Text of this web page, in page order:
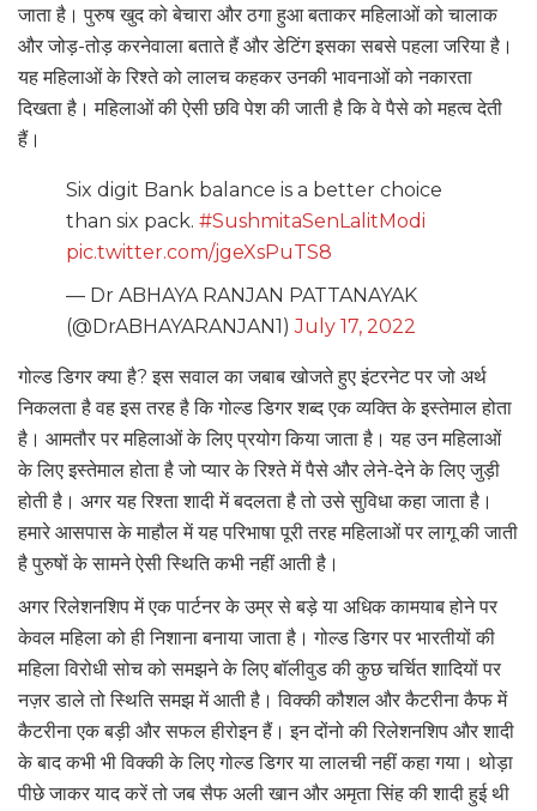
जाता है। पुरुष खुद को बेचारा और ठगा हुआ बताकर महिलाओं को चालाक
और जोड़-तोड़ करनेवाला बताते हैं और डेटिंग इसका सबसे पहला जरिया है।
यह महिलाओं के रिश्ते को लालच कहकर उनकी भावनाओं को नकारता
दिखता है। महिलाओं की ऐसी छवि पेश की जाती है कि वे पैसे को महत्व देती
हैं।
Six digit Bank balance is a better choice
than six pack. #SushmitaSenLalitModi
pic.twitter.com/jgeXsPuTS8
— Dr ABHAYA RANJAN PATTANAYAK
(@DrABHAYARANJAN1)July 17, 2022
गोल्ड डिगर क्या है? इस सवाल का जबाब खोजते हुए इंटरनेट पर जो अर्थ
निकलता है वह इस तरह है कि गोल्ड डिगर शब्द एक व्यक्ति के इस्तेमाल होता
है। आमतौर पर महिलाओं के लिए प्रयोग किया जाता है। यह उन महिलाओं
के लिए इस्तेमाल होता है जो प्यार के रिश्ते में पैसे और लेने-देने के लिए जुड़ी
होती है। अगर यह रिश्ता शादी में बदलता है तो उसे सुविधा कहा जाता है।
हमारे आसपास के माहौल में यह परिभाषा पूरी तरह महिलाओं पर लागू की जाती
है पुरुषों के सामने ऐसी स्थिति कभी नहीं आती है।
अगर रिलेशनशिप में एक पार्टनर के उम्र से बड़े या अधिक कामयाब होने पर
केवल महिला को ही निशाना बनाया जाता है। गोल्ड डिगर पर भारतीयों की
महिला विरोधी सोच को समझने के लिए बॉलीवुड की कुछ चर्चित शादियों पर
नज़र डाले तो स्थिति समझ में आती है। विक्की कौशल और कैटरीना कैफ में
कैटरीना एक बड़ी और सफल हीरोइन हैं। इन दोंनो की रिलेशनशिप और शादी
के बाद कभी भी विक्की के लिए गोल्ड डिगर या लालची नहीं कहा गया। थोड़ा
पीछे जाकर याद करें तो जब सैफ अली खान और अमृता सिंह की शादी हुई थी